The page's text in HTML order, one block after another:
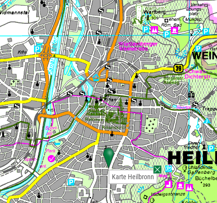
Karte Heilbronn